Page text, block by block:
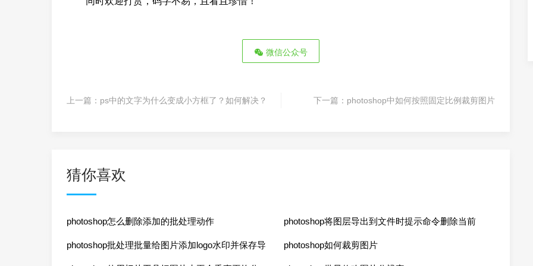
微信公众号
上一篇： ps中的文字为什么变成小方框了？如何解决？ 下一篇： photoshop中如何按照固定比例裁剪图片
猜你喜欢
photoshop怎么删除添加的批处理动作 photoshop将图层导出到文件时提示命令删除当前
不可用
photoshop批处理批量给图片添加logo水印并保存导 photoshop如何裁剪图片